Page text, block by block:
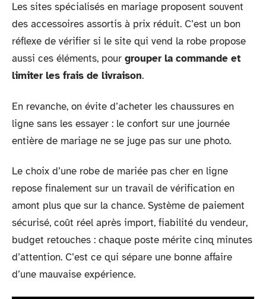
Les sites spécialisés en mariage proposent souvent
des accessoires assortis à prix réduit. C’est un bon
réflexe de vérifier si le site qui vend la robe propose
aussi ces éléments, pour grouper la commande et
limiter les frais de livraison.
En revanche, on évite d’acheter les chaussures en
ligne sans les essayer : le confort sur une journée
entière de mariage ne se juge pas sur une photo.
Le choix d’une robe de mariée pas cher en ligne
repose finalement sur un travail de vérification en
amont plus que sur la chance. Système de paiement
sécurisé, coût réel après import, fiabilité du vendeur,
budget retouches : chaque poste mérite cinq minutes
d’attention. C’est ce qui sépare une bonne affaire
d’une mauvaise expérience.